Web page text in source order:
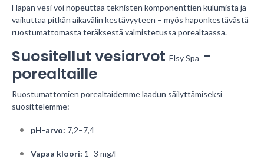
Hapan vesi voi nopeuttaa teknisten komponenttien kulumista ja
vaikuttaa pitkän aikavälin kestävyyteen – myös haponkestävästä
ruostumattomasta teräksestä valmistetussa porealtaassa.
Suositellut vesiarvot Elsy Spa -
porealtaille
Ruostumattomien porealtaidemme laadun säilyttämiseksi
suosittelemme:
pH-arvo: 7,2–7,4
Vapaa kloori: 1–3 mg/l